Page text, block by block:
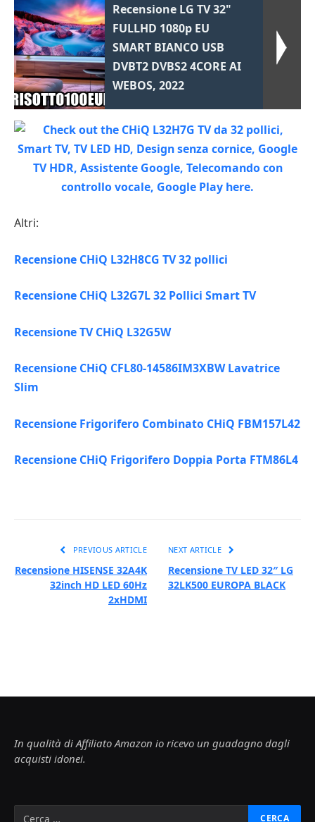
Recensione LG TV 32"
FULLHD 1080p EU
SMART BIANCO USB
DVBT2 DVBS2 4CORE AI
WEBOS, 2022
Altri:
Recensione CHiQ L32H8CG TV 32 pollici
Recensione CHiQ L32G7L 32 Pollici Smart TV
Recensione TV CHiQ L32G5W
Recensione CHiQ CFL80-14586IM3XBW Lavatrice
Slim
Recensione Frigorifero Combinato CHiQ FBM157L42
Recensione CHiQ Frigorifero Doppia Porta FTM86L4
PREVIOUS ARTICLE
Recensione HISENSE 32A4K
32inch HD LED 60Hz
2xHDMI
NEXT ARTICLE
Recensione TV LED 32″ LG
32LK500 EUROPA BLACK
In qualità di Affiliato Amazon io ricevo un guadagno dagli
acquisti idonei.